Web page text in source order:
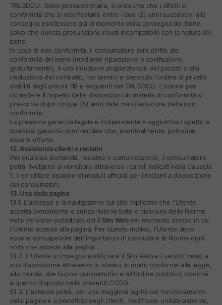
TRLGDCU. Salvo prova contraria, si presume che i difetti di
conformità che si manifestano entro i due (2) anni successivi alla
consegna esistessero già al momento della consegna del bene,
salvo che questa presunzione risulti incompatibile con la natura del
bene.
In caso di non conformità, il consumatore avrà diritto alla
conformità del bene (mediante riparazione o sostituzione,
gratuitamente), a una riduzione proporzionale del prezzo o alla
risoluzione del contratto, nei termini e secondo l'ordine di priorità
stabiliti dagli articoli 118 e seguenti del TRLGDCU. L'azione per
richiedere il rispetto delle disposizioni in materia di conformità si
prescrive dopo cinque (5) anni dalla manifestazione della non
conformità.
La presente garanzia legale è indipendente e aggiuntiva rispetto a
qualsiasi garanzia commerciale che, eventualmente, potrebbe
essere offerta.
12. Assistenza clienti e reclami
Per qualsiasi domanda, reclamo o comunicazione, il consumatore
potrà rivolgersi al venditore attraverso i canali indicati nella clausola
1. Il venditore dispone di moduli ufficiali per i reclami a disposizione
dei consumatori.
13. Uso della pagina
13.1. L'accesso e la navigazione sul sito implicano che l'Utente
accetta pienamente e senza riserve tutte e ciascuna delle Norme
nella versione pubblicata dal Il Sito Webnel momento stesso in cui
l'Utente accede alla pagina. Per questo motivo, l'Utente deve
essere consapevole dell'importanza di consultare le Norme ogni
volta che accede alla pagina.
13.2. L'Utente si impegna a utilizzare il Sito Web e i servizi messi a
sua disposizione attraverso lo stesso in modo conforme alla legge,
alla morale, alle buone consuetudini e all'ordine pubblico, nonché
a quanto disposto nelle presenti CCGG.
13.3. L'azienda potrà, per una maggiore agilità nel funzionamento
della pagina e a beneficio degli Utenti, modificare unilateralmente,